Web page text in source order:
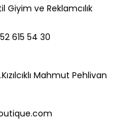
Giyim ve Reklamcılık
615 54 30
Mahmut Pehlivan